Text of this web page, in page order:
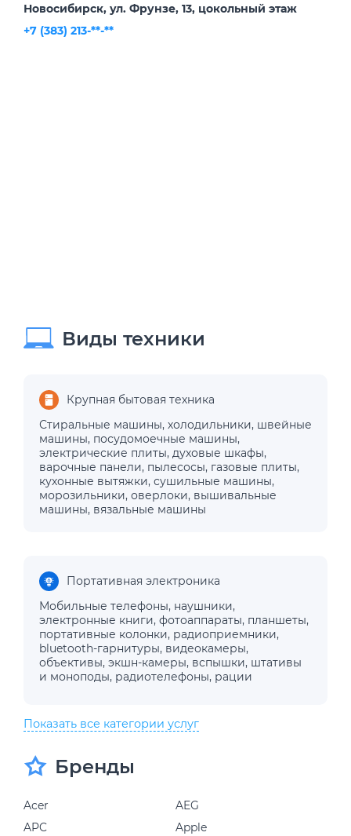
Новосибирск, ул. Фрунзе, 13, цокольный этаж
+7 (383) 213-**-**
Виды техники
Крупная бытовая техника
Стиральные машины, холодильники, швейные
машины, посудомоечные машины,
электрические плиты, духовые шкафы,
варочные панели, пылесосы, газовые плиты,
кухонные вытяжки, сушильные машины,
морозильники, оверлоки, вышивальные
машины, вязальные машины
Портативная электроника
Мобильные телефоны, наушники,
электронные книги, фотоаппараты, планшеты,
портативные колонки, радиоприемники,
bluetooth-гарнитуры, видеокамеры,
объективы, экшн-камеры, вспышки, штативы
и моноподы, радиотелефоны, рации
Показать все категории услуг
Бренды
Acer
AEG
APC
Apple